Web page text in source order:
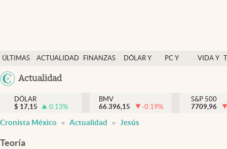
ÚLTIMAS
NOTICIAS
ACTUALIDAD
FINANZAS
DÓLAR Y
PC Y
VIDA Y
México
Actualidad
Actualidad
Finanzas y economía
Dólar y mercados
DÓLAR
$ 17,15 0.13%
BMV
66.396,15
-0.19%
S&P 500
7709,96
Cronista México Actualidad Jesús
Teoría